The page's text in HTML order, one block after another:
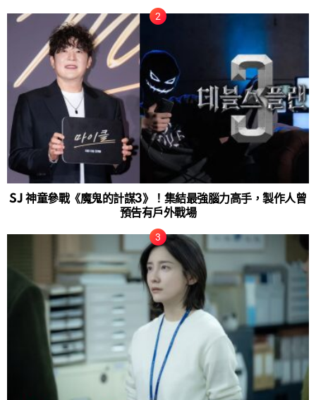
SJ 神童參戰《魔鬼的計謀3》！集結最強腦力高手，製作人曾
預告有戶外戰場